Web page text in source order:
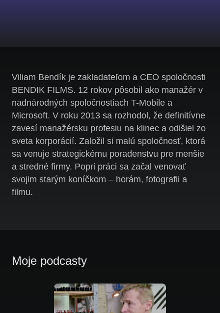
Viliam Bendík je zakladateľom a CEO spoločnosti
BENDIK FILMS. 12 rokov pôsobil ako manažér v
nadnárodných spoločnostiach T-Mobile a
Microsoft. V roku 2013 sa rozhodol, že definitívne
zavesí manažérsku profesiu na klinec a odišiel zo
sveta korporácií. Založil si malú spoločnosť, ktorá
sa venuje strategickému poradenstvu pre menšie
a stredné firmy. Popri práci sa začal venovať
svojim starým koníčkom – horám, fotografii a
filmu.
Moje podcasty